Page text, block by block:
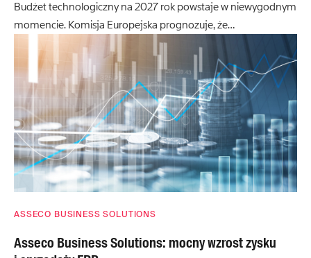
Budżet technologiczny na 2027 rok powstaje w niewygodnym
momencie. Komisja Europejska prognozuje, że…
ASSECO BUSINESS SOLUTIONS
Asseco Business Solutions: mocny wzrost zysku